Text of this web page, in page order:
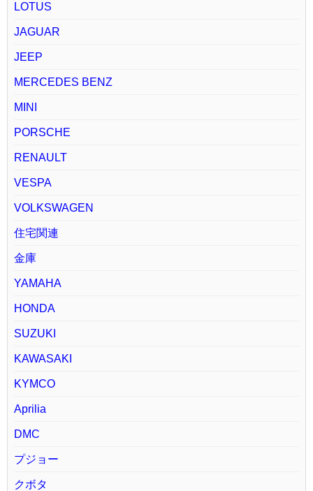
LOTUS
JAGUAR
JEEP
MERCEDES BENZ
MINI
PORSCHE
RENAULT
VESPA
VOLKSWAGEN
住宅関連
金庫
YAMAHA
HONDA
SUZUKI
KAWASAKI
KYMCO
Aprilia
DMC
プジョー
クボタ